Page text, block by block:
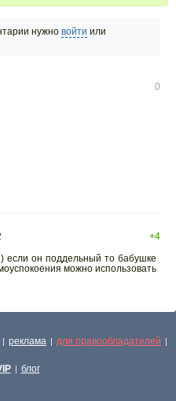
нужно войти или
0
+4
если он поддельный то бабушке
можно использовать
| реклама | для правообладателей |
| блог